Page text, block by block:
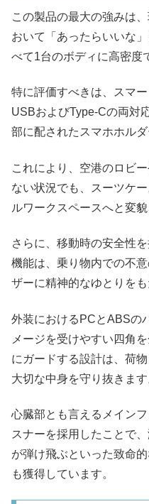
この製品の最大の強みは
おいて「あったらいいな
べて1台のボディに高密度
特に評価すべきは、スマ
USBおよびType-Cの両対
部に配されたスマホホルダ
これにより、空港のロビ
ない状況でも、スーツケ
ルワークスペースへと変
さらに、移動時の安全性
機能は、乗り物内での不
ザーに精神的なゆとりをも
外装におけるPCとABSの
メージを受けやすい四角
にガードする設計は、荷
大切な中身を守り抜きます
心臓部とも言えるメイン
スナーを採用したことで
が弾け飛ぶといった致命
も獲得しています。